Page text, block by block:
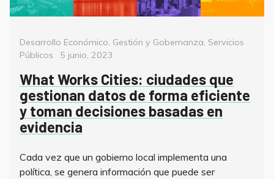
Categorías
Desarrollo Económico, Gestión y Gobernanza, Servicios
Públicos
Posted
5 junio, 2023
What Works Cities: ciudades que
gestionan datos de forma eficiente
y toman decisiones basadas en
evidencia
Cada vez que un gobierno local implementa una
política, se genera información que puede ser